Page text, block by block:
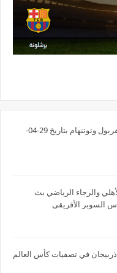
بث مباشرمشاهدة مباراة ليفربول وتوتنهام بتاريخ 29-04-
والرجاء الرياضي بث
في تصفيات كأس العالم